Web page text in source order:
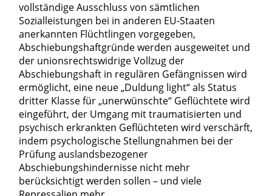
vollständige Ausschluss von sämtlichen
Sozialleistungen bei in anderen EU-Staaten
anerkannten Flüchtlingen vorgegeben,
Abschiebungshaftgründe werden ausgeweitet und
der unionsrechtswidrige Vollzug der
Abschiebungshaft in regulären Gefängnissen wird
ermöglicht, eine neue „Duldung light“ als Status
dritter Klasse für „unerwünschte“ Geflüchtete wird
eingeführt, der Umgang mit traumatisierten und
psychisch erkrankten Geflüchteten wird verschärft,
indem psychologische Stellungnahmen bei der
Prüfung auslandsbezogener
Abschiebungshindernisse nicht mehr
berücksichtigt werden sollen – und viele